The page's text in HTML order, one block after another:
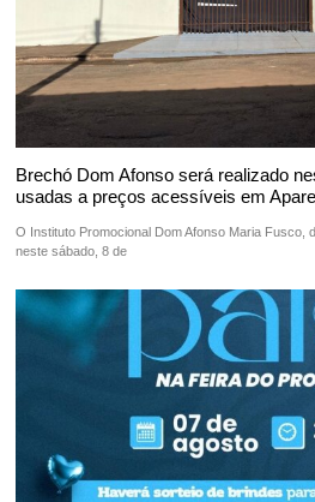
Brechó Dom Afonso será realizado
usadas a preços acessíveis em
O Instituto Promocional Dom Afonso Maria Fusco,
neste sábado, 8 de